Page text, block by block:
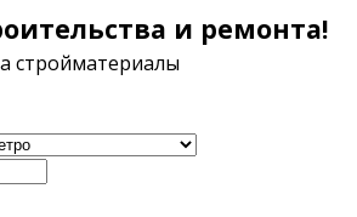
и ремонта!
стройматериалы